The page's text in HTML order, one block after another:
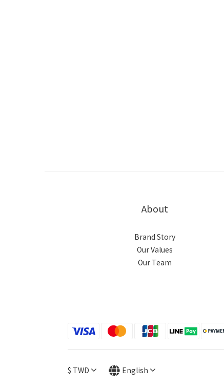
About
Brand Story
Our Values
Our Team
$ TWD English